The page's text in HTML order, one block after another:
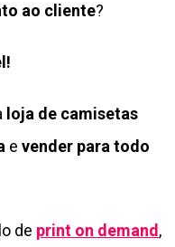
ao cliente?
loja de camisetas
e vender para todo
de print on demand ,